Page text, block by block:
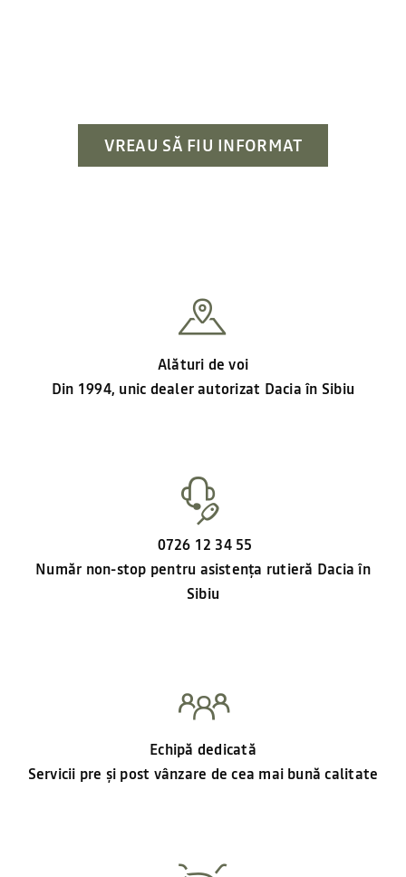
VREAU SĂ FIU INFORMAT
Alături de voi
Din 1994, unic dealer autorizat Dacia în Sibiu
0726 12 34 55
Număr non-stop pentru asistența rutieră Dacia în
Sibiu
Echipă dedicată
Servicii pre și post vânzare de cea mai bună calitate